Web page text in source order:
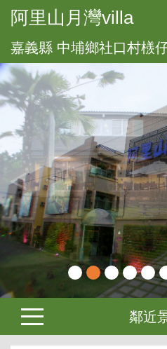
阿里山月灣villa
嘉義縣 中埔鄉社口村檨
鄰近